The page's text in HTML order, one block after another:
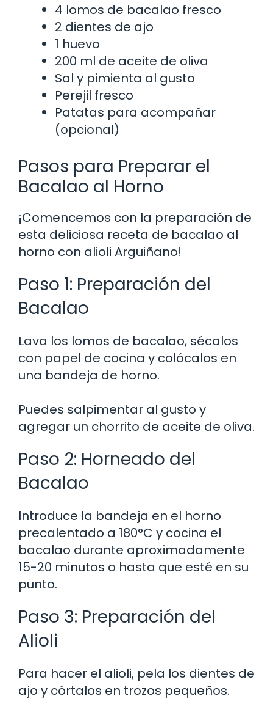
4 lomos de bacalao fresco
2 dientes de ajo
1 huevo
200 ml de aceite de oliva
Sal y pimienta al gusto
Perejil fresco
Patatas para acompañar
(opcional)
Pasos para Preparar el
Bacalao al Horno
¡Comencemos con la preparación de
esta deliciosa receta de bacalao al
horno con alioli Arguiñano!
Paso 1: Preparación del
Bacalao
Lava los lomos de bacalao, sécalos
con papel de cocina y colócalos en
una bandeja de horno.
Puedes salpimentar al gusto y
agregar un chorrito de aceite de oliva.
Paso 2: Horneado del
Bacalao
Introduce la bandeja en el horno
precalentado a 180°C y cocina el
bacalao durante aproximadamente
15-20 minutos o hasta que esté en su
punto.
Paso 3: Preparación del
Alioli
Para hacer el alioli, pela los dientes de
ajo y córtalos en trozos pequeños.